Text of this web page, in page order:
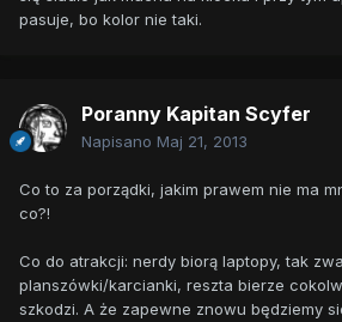
pasuje, bo kolor nie taki.
Poranny Kapitan Scyfer
Napisano Maj 21, 2013
Co to za porządki, jakim prawem nie ma
co?!
Co do atrakcji: nerdy biorą laptopy, tak
planszówki/karcianki, reszta bierze
szkodzi. A że zapewne znowu będziemy